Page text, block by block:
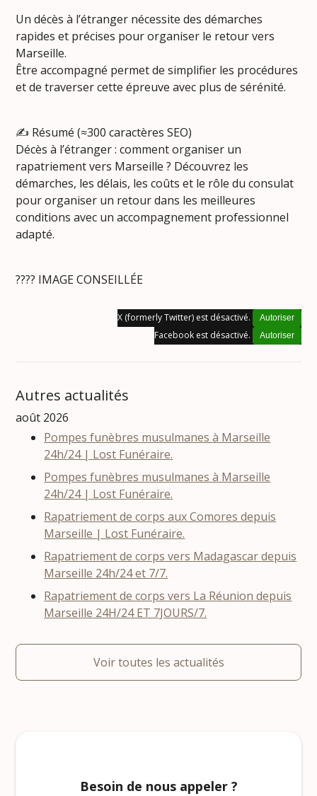
Un décès à l’étranger nécessite des démarches
rapides et précises pour organiser le retour vers
Marseille.
Être accompagné permet de simplifier les procédures
et de traverser cette épreuve avec plus de sérénité.
✍️ Résumé (≈300 caractères SEO)
Décès à l’étranger : comment organiser un
rapatriement vers Marseille ? Découvrez les
démarches, les délais, les coûts et le rôle du consulat
pour organiser un retour dans les meilleures
conditions avec un accompagnement professionnel
adapté.
???? IMAGE CONSEILLÉE
X (formerly Twitter) est désactivé. Autoriser
Facebook est désactivé. Autoriser
Autres actualités
août 2026
Pompes funèbres musulmanes à Marseille
24h/24 | Lost Funéraire.
Pompes funèbres musulmanes à Marseille
24h/24 | Lost Funéraire.
Rapatriement de corps aux Comores depuis
Marseille | Lost Funéraire.
Rapatriement de corps vers Madagascar depuis
Marseille 24h/24 et 7/7.
Rapatriement de corps vers La Réunion depuis
Marseille 24H/24 ET 7JOURS/7.
Voir toutes les actualités
Besoin de nous appeler ?